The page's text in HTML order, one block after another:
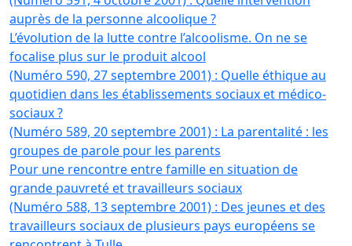
auprès de la personne alcoolique ?
L’évolution de la lutte contre l’alcoolisme. On ne se
focalise plus sur le produit alcool
(Numéro 590, 27 septembre 2001) : Quelle éthique au
quotidien dans les établissements sociaux et médico-
sociaux ?
(Numéro 589, 20 septembre 2001) : La parentalité : les
groupes de parole pour les parents
Pour une rencontre entre famille en situation de
grande pauvreté et travailleurs sociaux
(Numéro 588, 13 septembre 2001) : Des jeunes et des
travailleurs sociaux de plusieurs pays européens se